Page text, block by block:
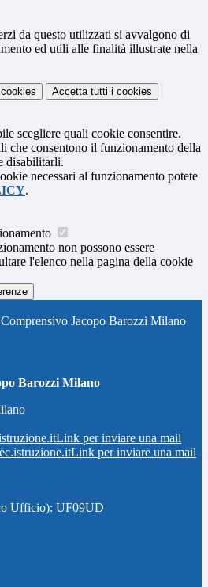
da questo utilizzati si avvalgono di
ed utili alle finalità illustrate nella
Accetta tutti i cookies
scegliere quali cookie consentire.
che consentono il funzionamento della
disabilitarli.
necessari al funzionamento potete
.
non possono essere
l'elenco nella pagina della cookie
Jacopo Barozzi Milano
Barozzi Milano
Link per inviare una mail
Link per inviare una mail
Ufficio): UF09UD